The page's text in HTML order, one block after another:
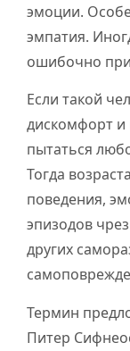
эмоции.
эмпатия.
ошибочно
Если такой
дискомфорт и
пытаться
Тогда
поведения,
эпизодов
других
Термин
Питер